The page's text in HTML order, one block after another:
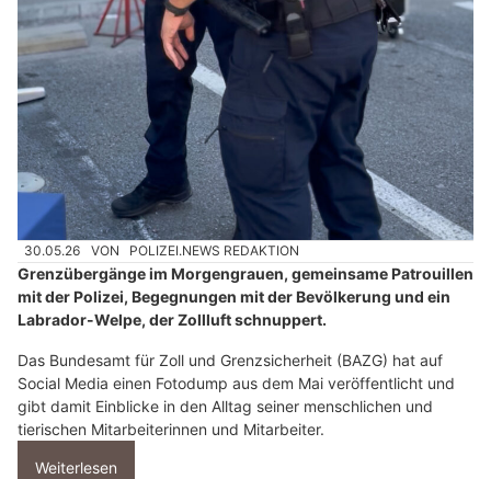
30.05.26 VON POLIZEI.NEWS REDAKTION
Grenzübergänge im Morgengrauen, gemeinsame Patrouillen
mit der Polizei, Begegnungen mit der Bevölkerung und ein
Labrador-Welpe, der Zollluft schnuppert.
Das Bundesamt für Zoll und Grenzsicherheit (BAZG) hat auf
Social Media einen Fotodump aus dem Mai veröffentlicht und
gibt damit Einblicke in den Alltag seiner menschlichen und
tierischen Mitarbeiterinnen und Mitarbeiter.
Weiterlesen